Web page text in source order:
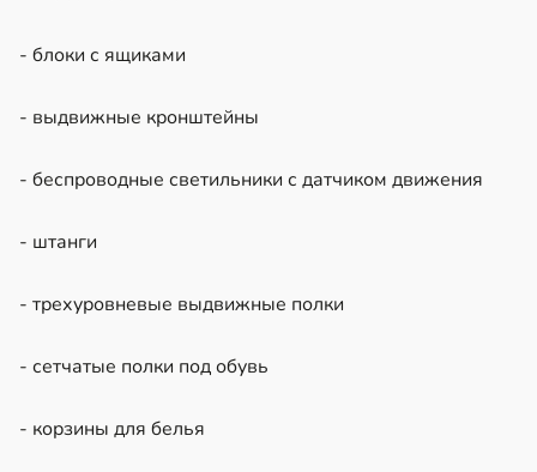
- блоки с ящиками
- выдвижные кронштейны
- беспроводные светильники с датчиком движения
- штанги
- трехуровневые выдвижные полки
- сетчатые полки под обувь
- корзины для белья